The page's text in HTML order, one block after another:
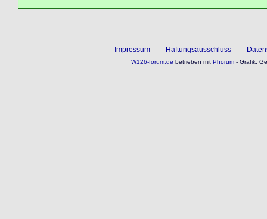
Impressum - Haftungsausschluss -
W126-forum.de betrieben mitPhorum- Grafik,